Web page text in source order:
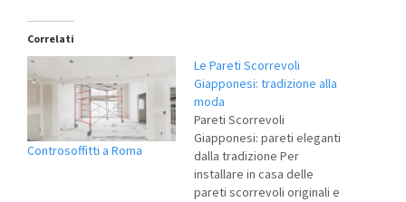
Correlati
Controsoffitti a Roma
Le Pareti Scorrevoli
Giapponesi: tradizione alla
moda
Pareti Scorrevoli
Giapponesi: pareti eleganti
dalla tradizione Per
installare in casa delle
pareti scorrevoli originali e